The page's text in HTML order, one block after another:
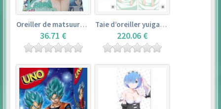
Oreiller de matsuura kanan (35cm×53cm) – love live! sunshine!!
36.71 €
Taie d’oreiller yuigahama yui (50cm×150cm) – yahari ore no seishun love comedy wa machigatteiru. zoku
220.06 €